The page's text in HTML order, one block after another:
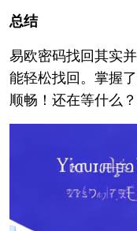
总结
易欧密码找回其实
能轻松找回。掌握
顺畅！还在等什么